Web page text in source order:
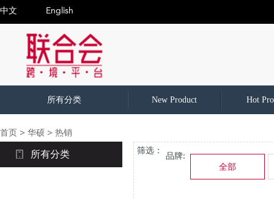
中文 English
所有分类 New Product Hot
首页 > 华硕 > 热销
所有分类 筛选：
品牌:
全部